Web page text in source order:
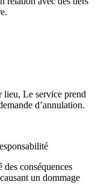
lieu, Le service prend
d’annulation.
des conséquences
un dommage